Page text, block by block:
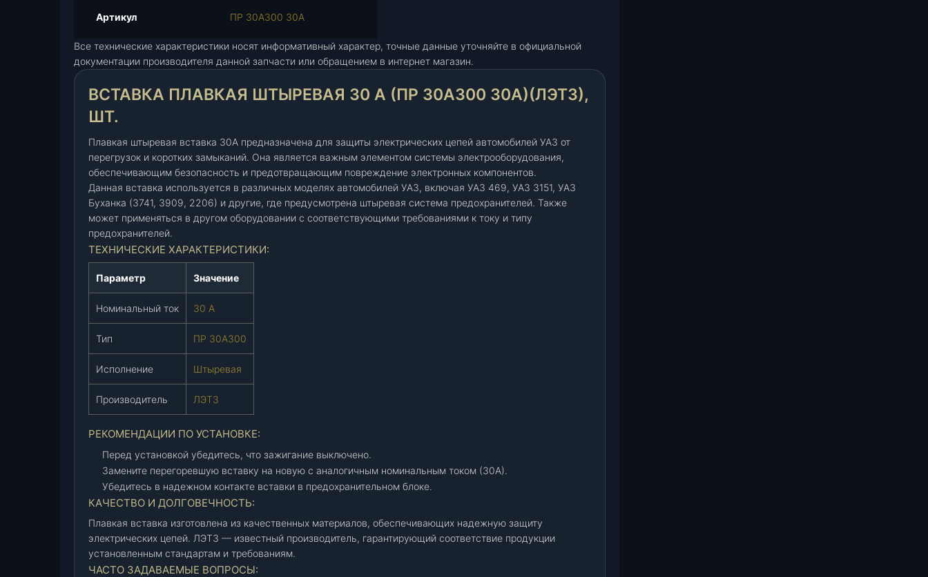
в
к
п
л
а
в
к
а
я
ш
т
ы
р
0
3
0
А
)
Артикул ПР 30А300 30А
Все технические характеристики носят информативный характер, точные данные уточняйте в официальной
документации производителя данной запчасти или обращением в интернет магазин.
ВСТАВКА ПЛАВКАЯ ШТЫРЕВАЯ 30 А (ПР 30А300 30А)(ЛЭТЗ),
ШТ.
Плавкая штыревая вставка 30А предназначена для защиты электрических цепей автомобилей УАЗ от
перегрузок и коротких замыканий. Она является важным элементом системы электрооборудования,
обеспечивающим безопасность и предотвращающим повреждение электронных компонентов.
Данная вставка используется в различных моделях автомобилей УАЗ, включая УАЗ 469, УАЗ 3151, УАЗ
Буханка (3741, 3909, 2206) и другие, где предусмотрена штыревая система предохранителей. Также
может применяться в другом оборудовании с соответствующими требованиями к току и типу
предохранителей.
ТЕХНИЧЕСКИЕ ХАРАКТЕРИСТИКИ:
Параметр Значение
Номинальный ток 30 А
Тип ПР 30А300
Исполнение Штыревая
Производитель ЛЭТЗ
РЕКОМЕНДАЦИИ ПО УСТАНОВКЕ:
Перед установкой убедитесь, что зажигание выключено.
Замените перегоревшую вставку на новую с аналогичным номинальным током (30А).
Убедитесь в надежном контакте вставки в предохранительном блоке.
КАЧЕСТВО И ДОЛГОВЕЧНОСТЬ:
Плавкая вставка изготовлена из качественных материалов, обеспечивающих надежную защиту
электрических цепей. ЛЭТЗ — известный производитель, гарантирующий соответствие продукции
установленным стандартам и требованиям.
ЧАСТО ЗАДАВАЕМЫЕ ВОПРОСЫ: